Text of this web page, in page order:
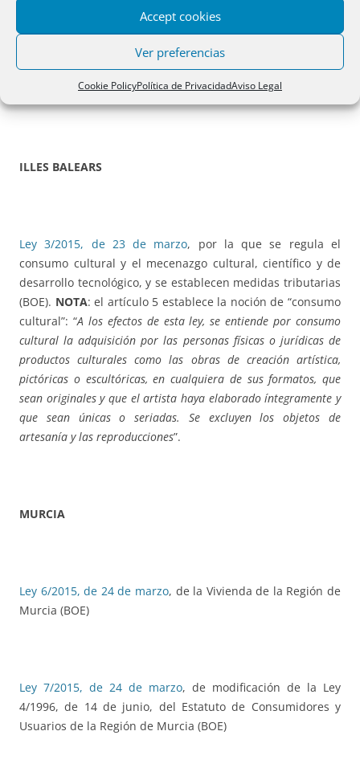
Accept cookies
Ver preferencias
Cookie PolicyPolítica de PrivacidadAviso Legal
LEY 4/2015, de 25 de marzo, de Comercio de Aragón
ILLES BALEARS
Ley 3/2015, de 23 de marzo, por la que se regula el
consumo cultural y el mecenazgo cultural, científico y de
desarrollo tecnológico, y se establecen medidas tributarias
(BOE). NOTA: el artículo 5 establece la noción de “consumo
cultural”: “A los efectos de esta ley, se entiende por consumo
cultural la adquisición por las personas físicas o jurídicas de
productos culturales como las obras de creación artística,
pictóricas o escultóricas, en cualquiera de sus formatos, que
sean originales y que el artista haya elaborado íntegramente y
que sean únicas o seriadas. Se excluyen los objetos de
artesanía y las reproducciones”.
MURCIA
Ley 6/2015, de 24 de marzo, de la Vivienda de la Región de
Murcia (BOE)
Ley 7/2015, de 24 de marzo, de modificación de la Ley
4/1996, de 14 de junio, del Estatuto de Consumidores y
Usuarios de la Región de Murcia (BOE)